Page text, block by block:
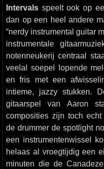
Intervals speelt ook op
dan op een heel andere
“nerdy instrumental guitar
instrumentale
notenneukerij centraal
veelal soepel lopende
en fris met een
intieme, jazzy stukken.
gitaarspel van Aaron
composities zijn toch
de drummer de spotlight
een instrumentenwissel
helaas al vroegtijdig een
minuten die de